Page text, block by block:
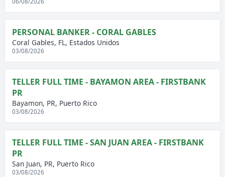
PERSONAL BANKER - CORAL GABLES
Coral Gables, FL, Estados Unidos
03/08/2026
TELLER FULL TIME - BAYAMON AREA - FIRSTBANK
PR
Bayamon, PR, Puerto Rico
03/08/2026
TELLER FULL TIME - SAN JUAN AREA - FIRSTBANK
PR
San Juan, PR, Puerto Rico
03/08/2026